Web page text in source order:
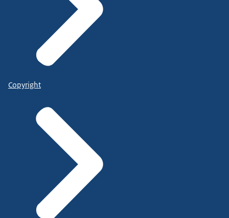
Copyright